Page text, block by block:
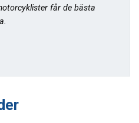
får de bästa